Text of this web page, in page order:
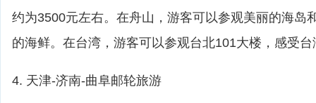
约为3500元左右。在舟山，游客可以参观美丽的海岛
的海鲜。在台湾，游客可以参观台北101大楼，感受
4. 天津-济南-曲阜邮轮旅游